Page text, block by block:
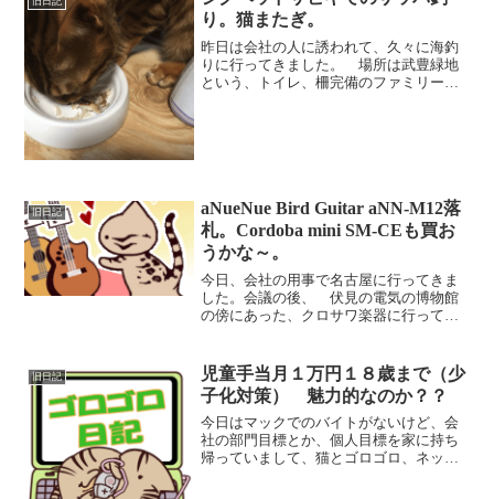
25℃以下のはずなのに...
り。猫またぎ。
昨日は会社の人に誘われて、久々に海釣
りに行ってきました。 場所は武豊緑地
という、トイレ、柵完備のファミリー向
旧日記
aNueNue Bird Guitar aNN-M12落
札。Cordoba mini SM-CEも買お
うかな～。
今日、会社の用事で名古屋に行ってきま
した。会議の後、 伏見の電気の博物館
の傍にあった、クロサワ楽器に行ってき
ーを実際触ってみたかったのです
が・・・ミニギターコーナーにない...
旧日記
児童手当月１万円１８歳まで（少
子化対策） 魅力的なのか？？
今日はマックでのバイトがないけど、会
社の部門目標とか、個人目標を家に持ち
帰っていまして、猫とゴロゴロ、ネット